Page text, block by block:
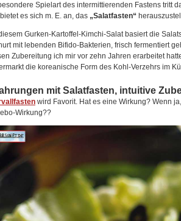
Spielart des intermittierenden Fastens tritt
es sich m. E. an, das „Salatfasten“
Gurken-Kartoffel-Kimchi-Salat basiert die
mit lebenden Bifido-Bakterien, frisch fermentiert
Zubereitung ich mir vor zehn Jahren erarbeitet
die koreanische Form des Kohl-Verzehrs im
mit Salatfasten, intuitive
wird Favorit. Hat es eine Wirkung? Wenn
Wirkung??